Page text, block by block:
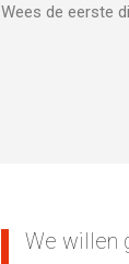
Wees de eerste
We willen